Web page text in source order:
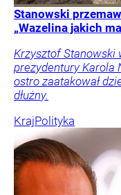
Stanowski
„Wazelina jakich
Krzysztof Stanowski
prezydentury Karola
ostro zaatakował
dłużny.
KrajPolityka